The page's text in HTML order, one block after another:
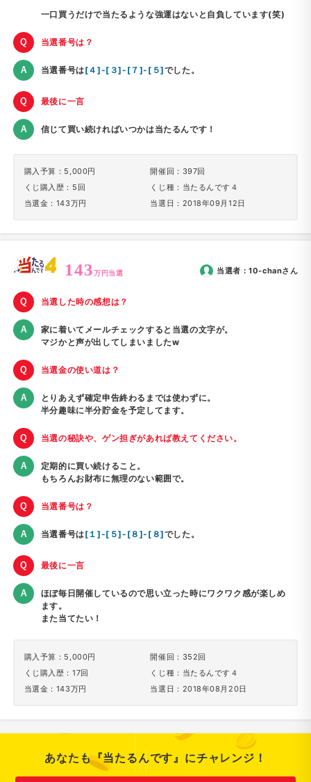
一口買うだけで当たるような強運はないと自負しています(笑)
当選番号は？
当選番号は[４]-[３]-[７]-[５]でした。
最後に一言
信じて買い続ければいつかは当たるんです！
購入予算：5,000円
くじ購入歴：5回
当選金：143万円
開催回：397回
くじ種：当たるんです４
当選日：2018年09月12日
143万円当選 当選者：10-chanさん
当選した時の感想は？
家に着いてメールチェックすると当選の文字が。
マジかと声が出してしまいましたw
当選金の使い道は？
とりあえず確定申告終わるまでは使わずに。
半分趣味に半分貯金を予定してます。
当選の秘訣や、ゲン担ぎがあれば教えてください。
定期的に買い続けること。
もちろんお財布に無理のない範囲で。
当選番号は？
当選番号は[１]-[５]-[８]-[８]でした。
最後に一言
ほぼ毎日開催しているので思い立った時にワクワク感が楽しめ
ます。
また当てたい！
購入予算：5,000円
くじ購入歴：17回
当選金：143万円
開催回：352回
くじ種：当たるんです４
当選日：2018年08月20日
あなたも『当たるんです』にチャレンジ！